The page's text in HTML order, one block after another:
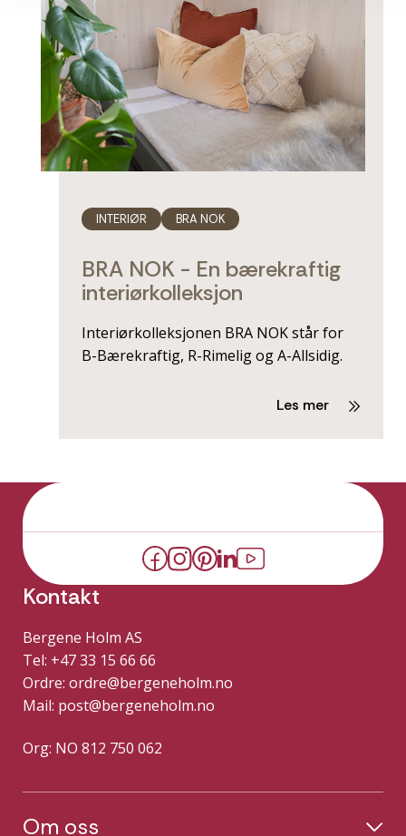
INTERIØR BRA NOK
BRA NOK - En bærekraftig
interiørkolleksjon
Interiørkolleksjonen BRA NOK står for
B-Bærekraftig, R-Rimelig og A-Allsidig.
Les mer
Kontakt
Bergene Holm AS
Tel: +47 33 15 66 66
Ordre: ordre@bergeneholm.no
Mail: post@bergeneholm.no
Org: NO 812 750 062
Om oss